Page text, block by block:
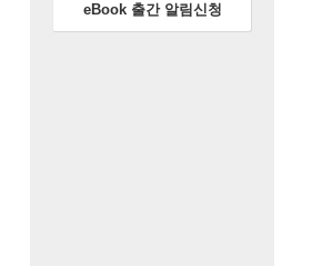
eBook 출간 알림신청